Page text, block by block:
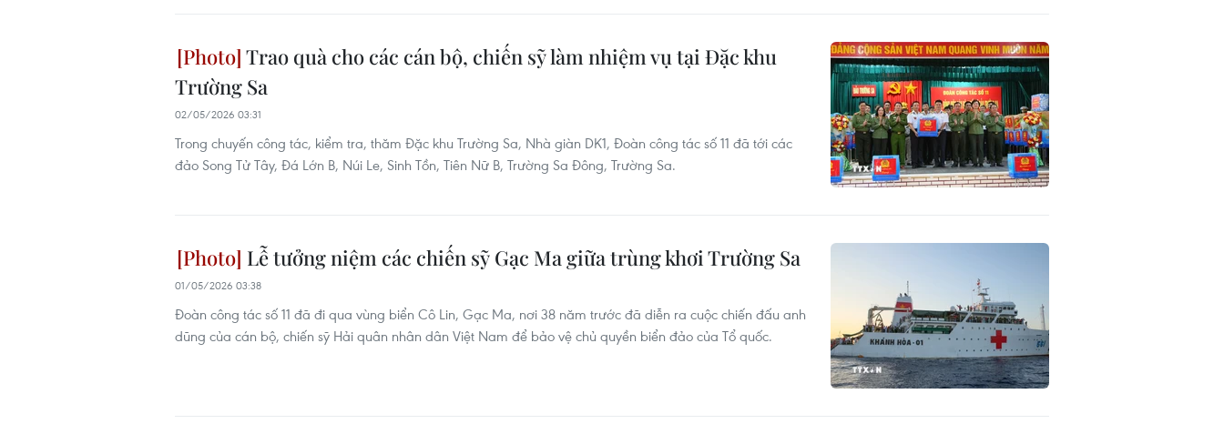
Trao quà cho các cán bộ, chiến sỹ làm nhiệm vụ tại Đặc khu
Trường Sa
02/05/2026 03:31
Trong chuyến công tác, kiểm tra, thăm Đặc khu Trường Sa, Nhà giàn DK1, Đoàn công tác số 11 đã tới các
đảo Song Tử Tây, Đá Lớn B, Núi Le, Sinh Tồn, Tiên Nữ B, Trường Sa Đông, Trường Sa.
Lễ tưởng niệm các chiến sỹ Gạc Ma giữa trùng khơi Trường Sa
01/05/2026 03:38
Đoàn công tác số 11 đã đi qua vùng biển Cô Lin, Gạc Ma, nơi 38 năm trước đã diễn ra cuộc chiến đấu anh
dũng của cán bộ, chiến sỹ Hải quân nhân dân Việt Nam để bảo vệ chủ quyền biển đảo của Tổ quốc.